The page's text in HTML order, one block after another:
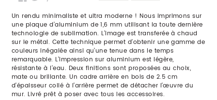
Un rendu minimaliste et ultra moderne ! Nous imprimons sur
une plaque d’aluminium de 1,6 mm utilisant la toute dernière
technologie de sublimation. L’image est transferée à chaud
sur le métal. Cette technique permet d’obtenir une gamme de
couleurs inégalée ainsi qu’une tenue dans le temps
remarquable. L’impression sur aluminium est légère,
résistante à l’eau. Deux finitions sont proposées au choix,
mate ou brillante. Un cadre arrière en bois de 2.5 cm
d’épaisseur collé à l’arrière permet de détacher l’œuvre du
mur. Livré prêt à poser avec tous les accessoires.